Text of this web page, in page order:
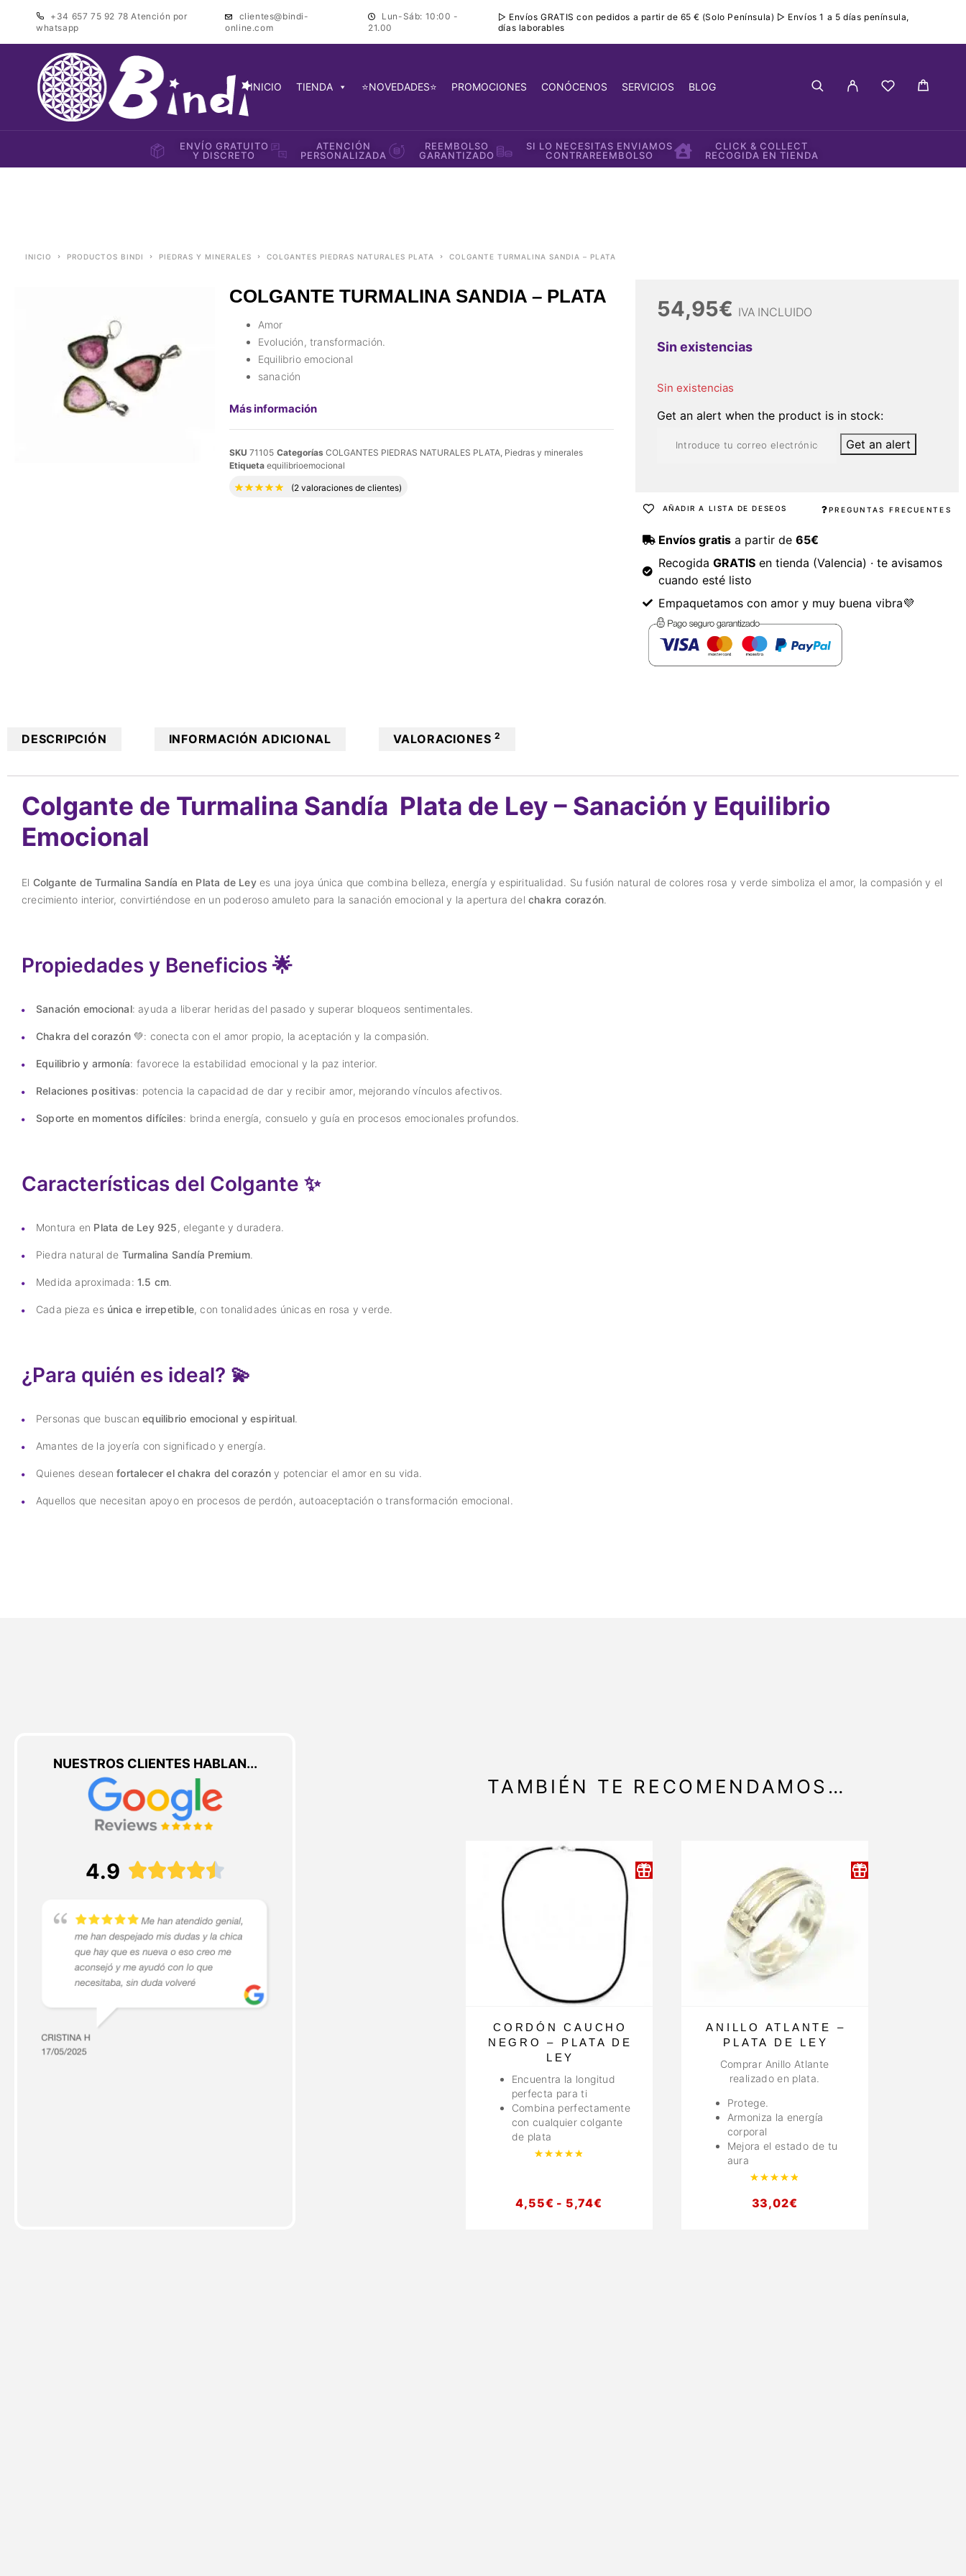
+34 657 75 92 78Atención por
whatsapp
clientes@bindi-
online.com
Lun-Sáb: 10:00 -
21.00
▷ Envíos GRATIS con pedidos a partir de 65 € (Solo Península) ▷ Envíos 1 a 5 días península,
días laborables
INICIO TIENDA ⭐NOVEDADES⭐ PROMOCIONES CONÓCENOS SERVICIOS BLOG
ENVÍO GRATUITO
Y DISCRETO
ATENCIÓN
PERSONALIZADA
REEMBOLSO
GARANTIZADO
SI LO NECESITAS ENVIAMOS
CONTRAREEMBOLSO
CLICK & COLLECT
RECOGIDA EN TIENDA
INICIO PRODUCTOS BINDI PIEDRAS Y MINERALES COLGANTES PIEDRAS NATURALES PLATA COLGANTE TURMALINA SANDIA – PLATA
COLGANTE TURMALINA SANDIA – PLATA
Amor
Evolución, transformación.
Equilibrio emocional
sanación
Más información
SKU 71105 Categorías COLGANTES PIEDRAS NATURALES PLATA, Piedras y minerales
Etiqueta equilibrioemocional
Valorado con5.00de 5 en base a
(2 valoraciones de clientes)
54,95€ IVA INCLUIDO
Sin existencias
Sin existencias
Get an alert when the product is in stock:
Get an alert
AÑADIR A LISTA DE DESEOS PREGUNTAS FRECUENTES
Envíos gratis a partir de65€
RecogidaGRATIS en tienda (Valencia) · te avisamos
cuando esté listo
Empaquetamos con amor y muy buena vibra💜
DESCRIPCIÓN INFORMACIÓN ADICIONAL VALORACIONES2
Colgante de Turmalina Sandía Plata de Ley – Sanación y Equilibrio
Emocional
El Colgante de Turmalina Sandía en Plata de Leyes una joya única que combina belleza, energía y espiritualidad. Su fusión natural de colores rosa y verde simboliza el amor, la compasión y el
crecimiento interior, convirtiéndose en un poderoso amuleto para la sanación emocional y la apertura delchakra corazón.
Propiedades y Beneficios 🌟
Sanación emocional: ayuda a liberar heridas del pasado y superar bloqueos sentimentales.
Chakra del corazón💚: conecta con el amor propio, la aceptación y la compasión.
Equilibrio y armonía: favorece la estabilidad emocional y la paz interior.
Relaciones positivas: potencia la capacidad de dar y recibir amor, mejorando vínculos afectivos.
Soporte en momentos difíciles: brinda energía, consuelo y guía en procesos emocionales profundos.
Características del Colgante ✨
Montura en Plata de Ley 925 , elegante y duradera.
Piedra natural de Turmalina Sandía Premium.
Medida aproximada: 1.5 cm.
Cada pieza es única e irrepetible, con tonalidades únicas en rosa y verde.
¿Para quién es ideal? 💫
Personas que buscanequilibrio emocional y espiritual.
Amantes de la joyería con significado y energía.
Quienes deseanfortalecer el chakra del corazóny potenciar el amor en su vida.
Aquellos que necesitan apoyo en procesos de perdón, autoaceptación o transformación emocional.
NUESTROS CLIENTES HABLAN...
4.9 
TAMBIÉN TE RECOMENDAMOS…
CORDÓN CAUCHO
NEGRO – PLATA DE
LEY
Encuentra la longitud
perfecta para ti
Combina perfectamente
con cualquier colgante
de plata
Valorado con
4,55€ - 5,74€
ANILLO ATLANTE –
PLATA DE LEY
Comprar Anillo Atlante
realizado en plata.
Protege.
Armoniza la energía
corporal
Mejora el estado de tu
aura
33,02€